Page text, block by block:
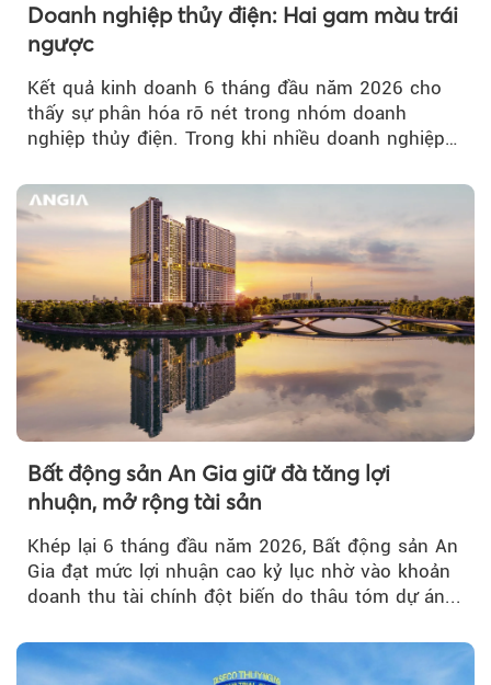
Doanh nghiệp thủy điện: Hai gam màu trái
ngược
Kết quả kinh doanh 6 tháng đầu năm 2026 cho
thấy sự phân hóa rõ nét trong nhóm doanh
nghiệp thủy điện. Trong khi nhiều doanh nghiệp
Bất động sản An Gia giữ đà tăng lợi
nhuận, mở rộng tài sản
Khép lại 6 tháng đầu năm 2026, Bất động sản An
Gia đạt mức lợi nhuận cao kỷ lục nhờ vào khoản
doanh thu tài chính đột biến do thâu tóm dự án...